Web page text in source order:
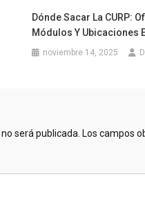
Dónde Sacar La CURP:
Módulos Y Ubicaciones
noviembre 14, 2025
será publicada. Los campos